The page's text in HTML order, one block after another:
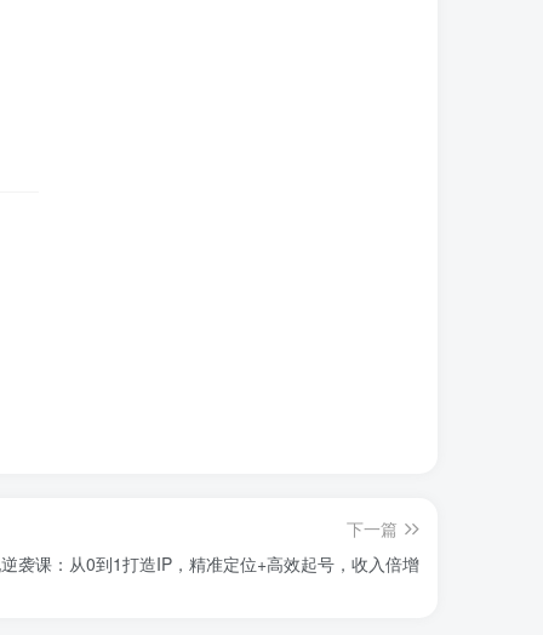
下一篇
袭课：从0到1打造IP，精准定位+高效起号，收入倍增